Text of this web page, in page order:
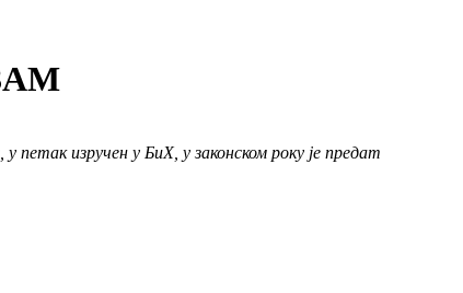
изручен у БиХ, у законском року је предат